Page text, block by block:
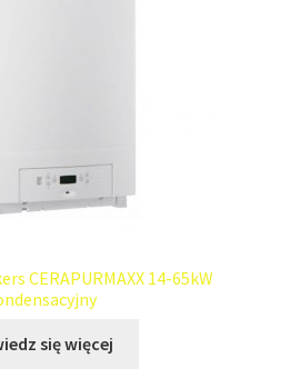
CERAPURMAXX 14-65kW
się więcej